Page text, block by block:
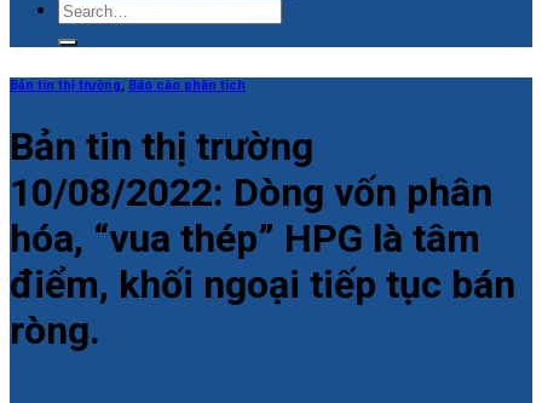
Bản tin thị trường, Báo cáo phân tích
Bản tin thị trường
10/08/2022: Dòng vốn phân
hóa, “vua thép” HPG là tâm
điểm, khối ngoại tiếp tục bán
ròng.